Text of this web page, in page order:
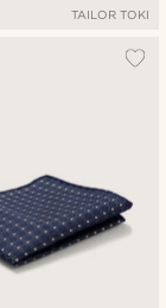
TAILOR TOKI